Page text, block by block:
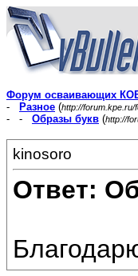
Форум осваивающих
-
Разное (http://forum.kpe.ru/
- - Образы букв (http://
kinosoro
Ответ: